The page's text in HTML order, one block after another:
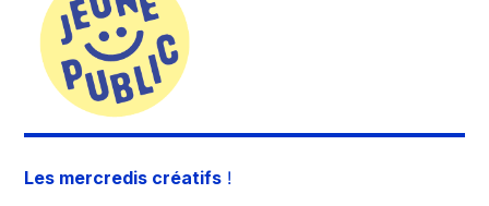
Les mercredis créatifs !